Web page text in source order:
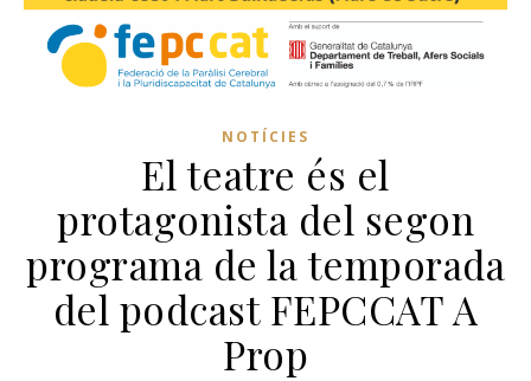
NOTÍCIES
El teatre és el
protagonista del segon
programa de la temporada
del podcast FEPCCAT A
Prop